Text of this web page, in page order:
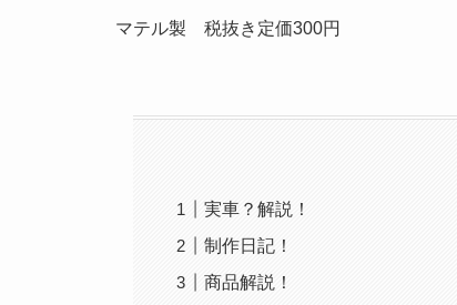
マテル製 税抜き定価300円
実車？解説！
制作日記！
商品解説！